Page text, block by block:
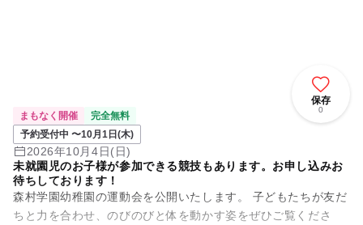
保存
0
まもなく開催
完全無料
予約受付中 〜10月1日(木)
2026年10月4日(日)
未就園児のお子様が参加できる競技もあります。お申し込みお
待ちしております！
森村学園幼稚園の運動会を公開いたします。 子どもたちが友だ
ちと力を合わせ、のびのびと体を動かす姿をぜひご覧くださ